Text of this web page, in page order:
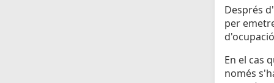
Després
per
En el cas
només